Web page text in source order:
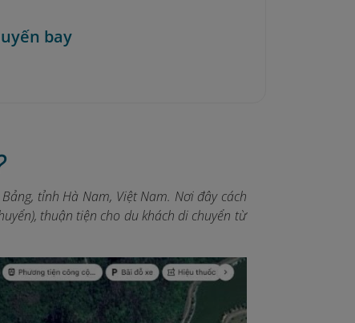
bay
tỉnh Hà Nam, Việt Nam. Nơi đây cách
thuận tiện cho du khách di chuyển từ